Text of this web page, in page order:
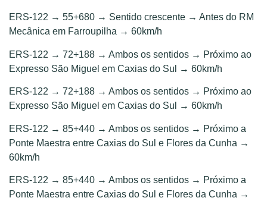
ERS-122 → 55+680 → Sentido crescente → Antes do RM
Mecânica em Farroupilha → 60km/h
ERS-122 → 72+188 → Ambos os sentidos → Próximo ao
Expresso São Miguel em Caxias do Sul → 60km/h
ERS-122 → 72+188 → Ambos os sentidos → Próximo ao
Expresso São Miguel em Caxias do Sul → 60km/h
ERS-122 → 85+440 → Ambos os sentidos → Próximo a
Ponte Maestra entre Caxias do Sul e Flores da Cunha →
60km/h
ERS-122 → 85+440 → Ambos os sentidos → Próximo a
Ponte Maestra entre Caxias do Sul e Flores da Cunha →